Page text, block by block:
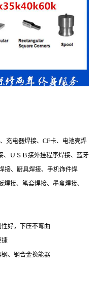
充电器焊接、CF卡、电池壳焊
、ＵＳＢ接外挂程序焊接、蓝牙
接、厨具焊接、手机饰件焊
接、笔套焊接、墨盒焊接、
好，下压不弯曲
捷
、钢合金换能器